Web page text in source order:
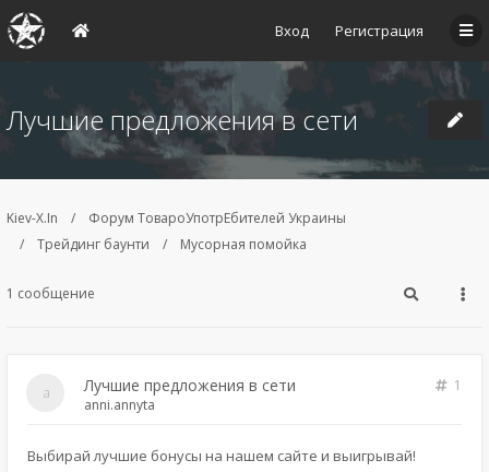
Вход Регистрация
Лучшие предложения в сети
Kiev-X.In
Форум ТовароУпотрЕбителей Украины
Трейдинг баунти
Мусорная помойка
1 сообщение
Лучшие предложения в сети
1
anni.annyta
Выбирай лучшие бонусы на нашем сайте и выигрывай!